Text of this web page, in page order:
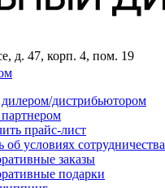
д. 47, корп. 4, пом. 19
дилером/дистрибьютором
прайс-лист
об условиях сотрудничества
заказы
подарки